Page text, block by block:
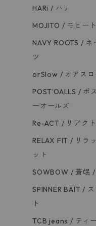
HARi / ハリ
MOJITO / モヒート
NAVY ROOTS / ネ
ツ
orSlow / オアスロ
POST'OALLS / ポ
ーオールズ
Re-ACT / リアクト
RELAX FIT / リラ
ット
SOWBOW / 蒼氓 /
SPINNER BAIT /
ト
TCB jeans / ティ